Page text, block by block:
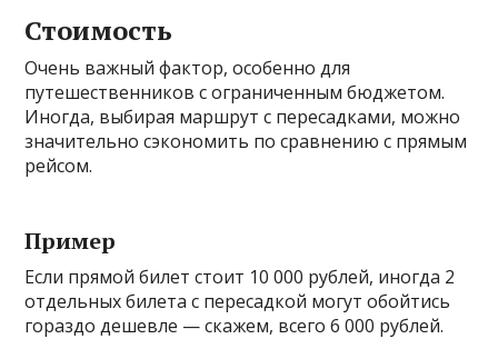
Стоимость
Очень важный фактор, особенно для
путешественников с ограниченным бюджетом.
Иногда, выбирая маршрут с пересадками, можно
значительно сэкономить по сравнению с прямым
рейсом.
Пример
Если прямой билет стоит 10 000 рублей, иногда 2
отдельных билета с пересадкой могут обойтись
гораздо дешевле — скажем, всего 6 000 рублей.